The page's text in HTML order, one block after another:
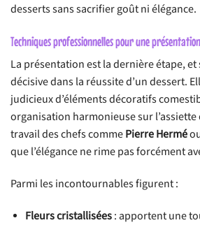
desserts sans sacrifier goût ni élégance.
Techniques professionnelles pour une
La présentation est la dernière étape,
décisive dans la réussite d’un dessert.
judicieux d’éléments décoratifs
organisation harmonieuse sur l’assiette
travail des chefs commePierre Hermé
que l’élégance ne rime pas forcément
Parmi les incontournables figurent :
Fleurs cristallisées: apportent une